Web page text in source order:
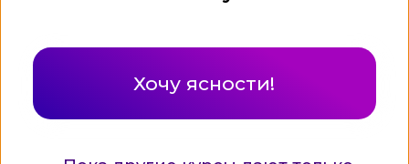
Кому нужно принять верное решение
и не страдать от последствий
Это курс, где Таро сразу
связывается с астрологией.